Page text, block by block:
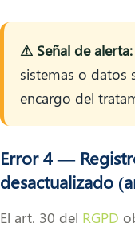
⚠ Señal de alerta:
sistemas o datos
encargo del
Error 4 —
desactualizado
El art. 30 del RGPD